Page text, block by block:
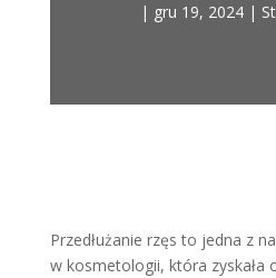
| gru 19, 2024 |
Przedłużanie rzęs to jedna z
w kosmetologii, która zyskała